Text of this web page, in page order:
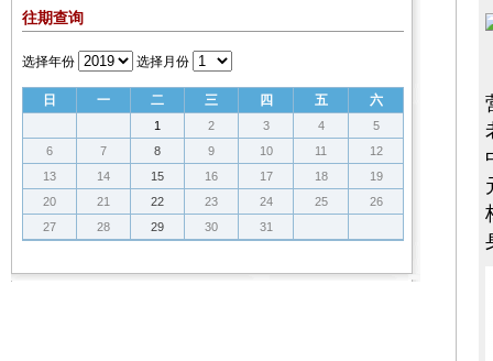
往期查询
选择年份 选择月份
日 一 二 三 四 五 六
1 2 3 4
5
6
7 8 9 10 11
12
13
14 15 16 17 18
19
20
21 22 23 24 25
26
27
28 29 30 31